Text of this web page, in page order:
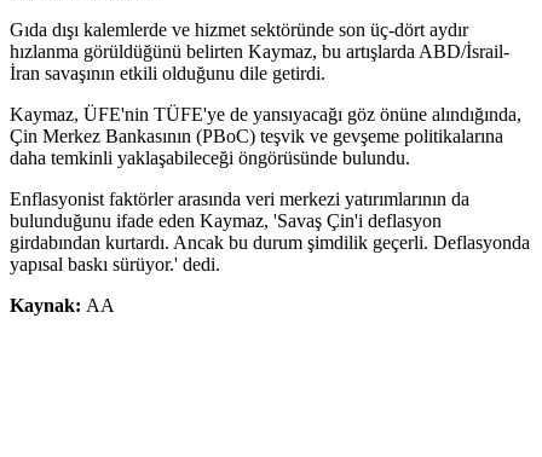
Gıda dışı kalemlerde ve hizmet sektöründe son üç-dört aydır
hızlanma görüldüğünü belirten Kaymaz, bu artışlarda ABD/İsrail-
İran savaşının etkili olduğunu dile getirdi.
Kaymaz, ÜFE'nin TÜFE'ye de yansıyacağı göz önüne alındığında,
Çin Merkez Bankasının (PBoC) teşvik ve gevşeme politikalarına
daha temkinli yaklaşabileceği öngörüsünde bulundu.
Enflasyonist faktörler arasında veri merkezi yatırımlarının da
bulunduğunu ifade eden Kaymaz, 'Savaş Çin'i deflasyon
girdabından kurtardı. Ancak bu durum şimdilik geçerli. Deflasyonda
yapısal baskı sürüyor.' dedi.
Kaynak: AA